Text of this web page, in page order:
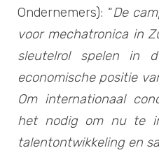
Ondernemers): “De
voor mechatronica in
sleutelrol spelen in
economische positie
Om internationaal
het nodig om nu te
talentontwikkeling en